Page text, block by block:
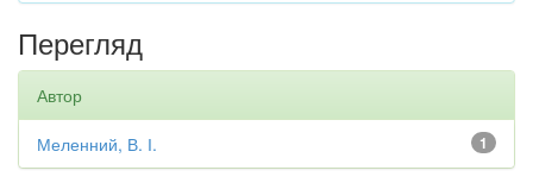
Перегляд
Автор
1
Меленний, В. І.